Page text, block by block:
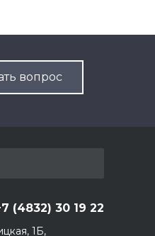
вопрос
(4832) 30 19 22
1Б,